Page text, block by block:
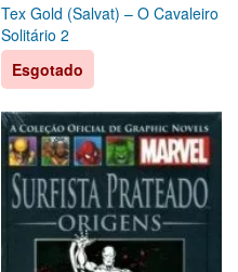
Tex Gold (Salvat) – O Cavaleiro
Solitário 2
Esgotado